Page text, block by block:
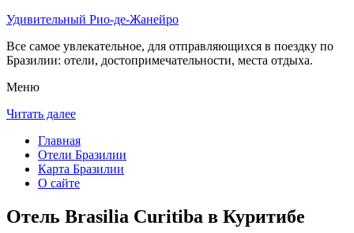
Удивительный Рио-де-Жанейро
Все самое увлекательное, для отправляющихся в поездку по
Бразилии: отели, достопримечательности, места отдыха.
Меню
Читать далее
Главная
Отели Бразилии
Карта Бразилии
О сайте
Отель Brasilia Curitiba в Куритибе